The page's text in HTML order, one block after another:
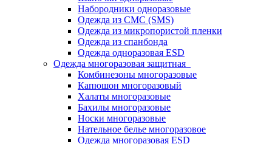
Набородники одноразовые
Одежда из СМС (SMS)
Одежда из микропористой пленки
Одежда из спанбонда
Одежда одноразовая ESD
Одежда многоразовая защитная
Комбинезоны многоразовые
Капюшон многоразовый
Халаты многоразовые
Бахилы многоразовые
Носки многоразовые
Нательное белье многоразовое
Одежда многоразовая ESD